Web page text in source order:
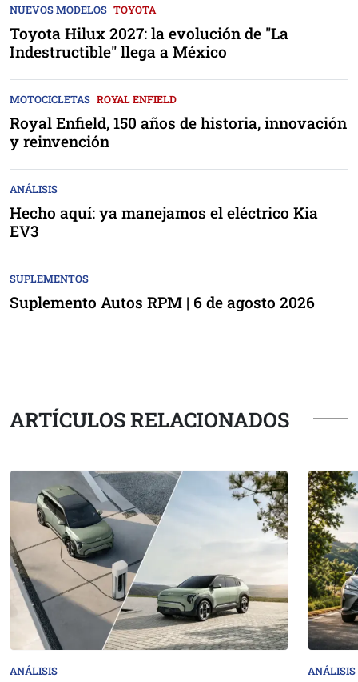
NUEVOS MODELOS TOYOTA
Toyota Hilux 2027: la evolución de "La
Indestructible" llega a México
MOTOCICLETAS ROYAL ENFIELD
Royal Enfield, 150 años de historia, innovación
y reinvención
ANÁLISIS
Hecho aquí: ya manejamos el eléctrico Kia
EV3
SUPLEMENTOS
Suplemento Autos RPM | 6 de agosto 2026
ARTÍCULOS RELACIONADOS
ANÁLISIS ANÁLISIS